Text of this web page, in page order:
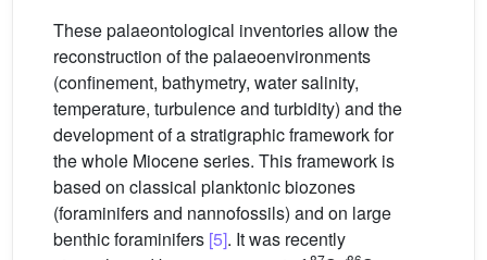
These palaeontological inventories allow the
reconstruction of the palaeoenvironments
(confinement, bathymetry, water salinity,
temperature, turbulence and turbidity) and the
development of a stratigraphic framework for
the whole Miocene series. This framework is
based on classical planktonic biozones
(foraminifers and nannofossils) and on large
benthic foraminifers [5]. It was recently